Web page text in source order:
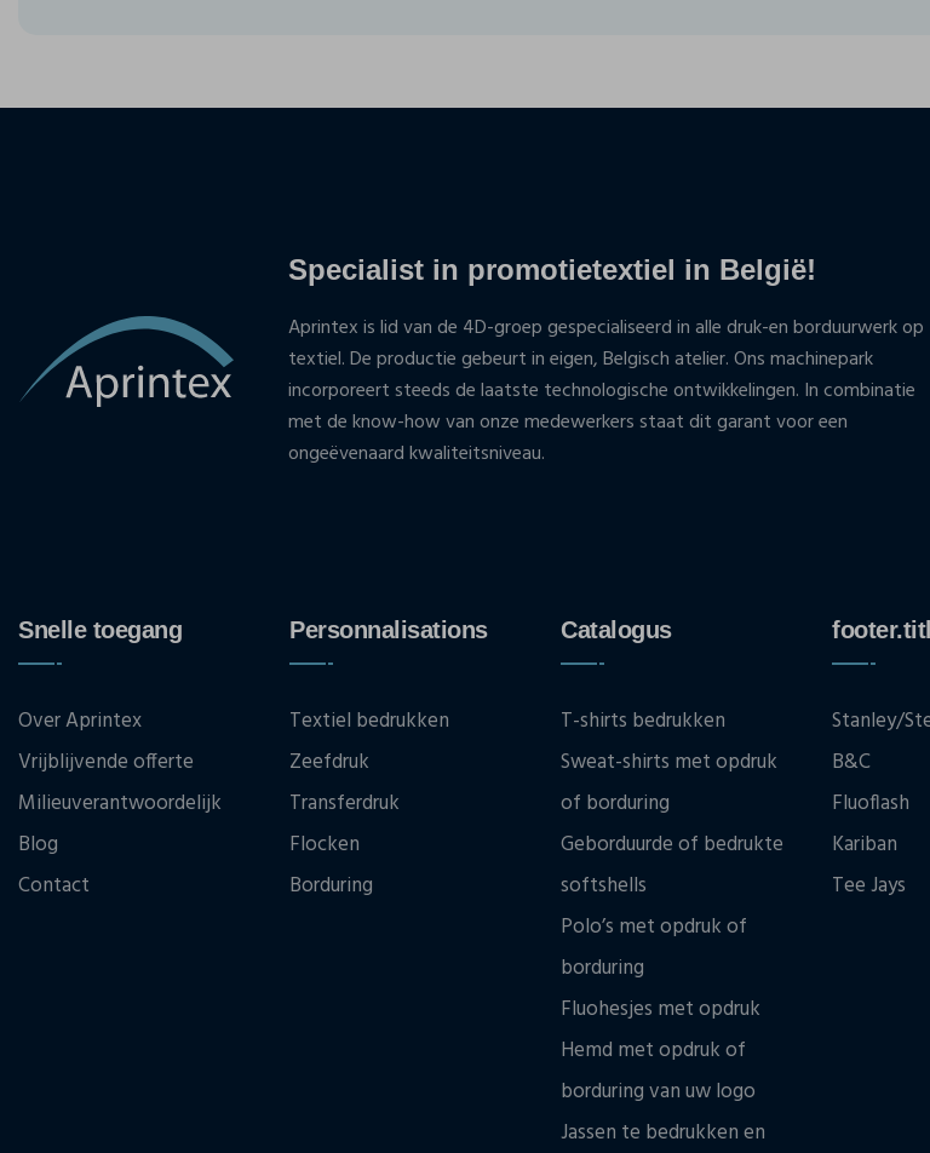
Specialist in promotietextiel in België!
Aprintex is lid van de 4D-groep gespecialiseerd in alle druk-en borduurwerk op
textiel. De productie gebeurt in eigen, Belgisch atelier. Ons machinepark
incorporeert steeds de laatste technologische ontwikkelingen. In combinatie
met de know-how van onze medewerkers staat dit garant voor een
ongeëvenaard kwaliteitsniveau.
Snelle toegang
Over Aprintex
Vrijblijvende offerte
Milieuverantwoordelijk
Blog
Contact
Personnalisations
Textiel bedrukken
Zeefdruk
Transferdruk
Flocken
Borduring
Catalogus
T-shirts bedrukken
Sweat-shirts met opdruk
of borduring
Geborduurde of bedrukte
softshells
Polo’s met opdruk of
borduring
Fluohesjes met opdruk
Hemd met opdruk of
borduring van uw logo
Jassen te bedrukken en
Stanley/
B&C
Fluoflash
Kariban
Tee Jays